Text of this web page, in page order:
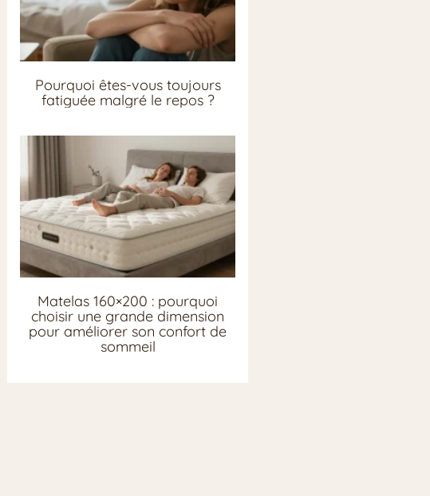
Pourquoi êtes-vous toujours
fatiguée malgré le repos ?
Matelas 160×200 : pourquoi
choisir une grande dimension
pour améliorer son confort de
sommeil